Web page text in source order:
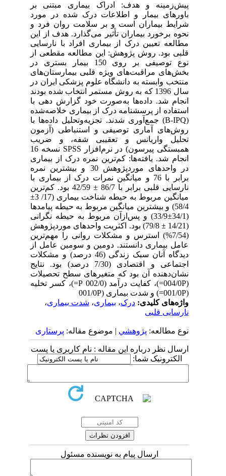
پیش‌زمینه و هدف: ادراک بیماری مبتنی بر
باورهای بیمار و اطلاعات درک شده در مورد
شرایط بیماران است و بر سلامت روان فرد و
نحوه برخورد بیماران تأثیر می‌گذارد. هدف از این
مطالعه تعیین درک از بیماری افراد با نارسایی
قلبی بود. روش پژوهش: این مطالعه مقطعی از
نوع توصیفی بر روی 150 بیمار بستری در
بخش‌های مراقبت‌های ویژه قلبی بیمارستان‌های
منتخب وابسته به دانشگاه علوم پزشکی ایران در
سال 1396 که به روش مستمر انتخاب شده بودند
انجام شد. داده‌ها به‌صورت خود گزارش دهی با
استفاده از پرسشنامه درک از بیماری خلاصه‌شده
(B-IPQ) جمع‌آوری شدند. تجزیه‌و‌تحلیل داده‌ها با
روش‌های آماری توصیفی و استنباطی (آزمون
تحلیل واریانس و تعقیبی شفه، و ضریب
همبستگی پیرسون) در نرم‌افزار SPSS نسخه 16
انجام شد. یافته‌ها: کم‌ترین نمره درک از بیماری
در واحدهای موردپژوهش 30 و بیشترین نمره
برابر با 76 و میانگین نمرات درک از بیماری با
نارسایی قلبی برابر با 86/7 ± 42/59 بود. کم‌ترین
میانگین مربوط به حیطه شناخت بیماری (17/ 3±
58/4) و بیشترین میانگین مربوط به حیطه پیامدها
(34/1±33/9) و پس‌از‌آن مربوط به حیطه نگرانی
(14/21 ± 79/8) بود. اکثریت واحدهای موردپژوهش
(7/54%) استرس و مشکلات روانی را مهم‌ترین
عامل بیماری دانستند. دومین و سومین عامل از
دیدگاه آنان سبک زندگی (46 درصد) و مشکلات
اجتماعی و اقتصادی (7/30 درصد) بود. نتایج
نشان‌دهنده آن بود که متغیرهای سطح تحصیلات
(004/0P=)، کفایت درآمد (002/0 P=)، کسر تخلیه
واژه‌های کلیدی:درک،بیماری،شدت بیماری،
نارسایی قلبی
نوع مطالعه:پژوهشي| موضوع مقاله:پرستاری
ارسال نظر درباره این مقاله : نام کاربری یا پست
الکترونیک شما:
ارسال پیام به نویسنده مسئول